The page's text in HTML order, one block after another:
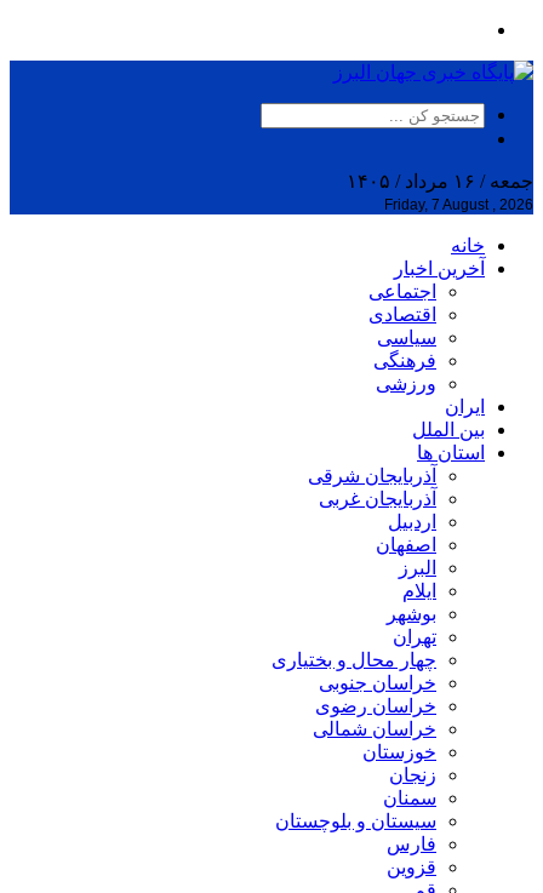
جمعه / ۱۶ مرداد / ۱۴۰۵
Friday, 7 August , 2026
خانه
آخرین اخبار
اجتماعی
اقتصادی
سیاسی
فرهنگی
ورزشی
ایران
بین الملل
استان ها
آذربایجان شرقی
آذربایجان غربی
اردبیل
اصفهان
البرز
ایلام
بوشهر
تهران
چهار محال و بختیاری
خراسان جنوبی
خراسان رضوی
خراسان شمالی
خوزستان
زنجان
سمنان
سیستان و بلوچستان
فارس
قزوین